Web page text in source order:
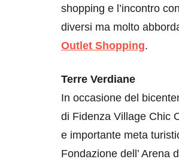
shopping e l’incontro
diversi ma molto
Outlet Shopping.
Terre Verdiane
In occasione del
di Fidenza Village Chic
e importante meta
Fondazione dell’ Arena